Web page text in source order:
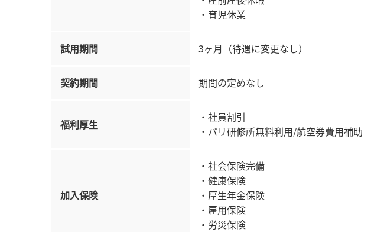
・育児休業
試用期間 3ヶ月（待遇に変更なし）
契約期間 期間の定めなし
福利厚生
・社員割引
・パリ研修所無料利用/航空券費用補助
加入保険
・社会保険完備
・健康保険
・厚生年金保険
・雇用保険
・労災保険